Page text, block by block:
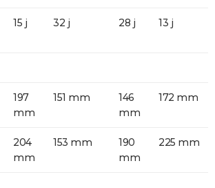
15 j 32 j 28 j 13 j
197
mm
151 mm
146
mm
172 mm
204
mm
153 mm
190
mm
225 mm